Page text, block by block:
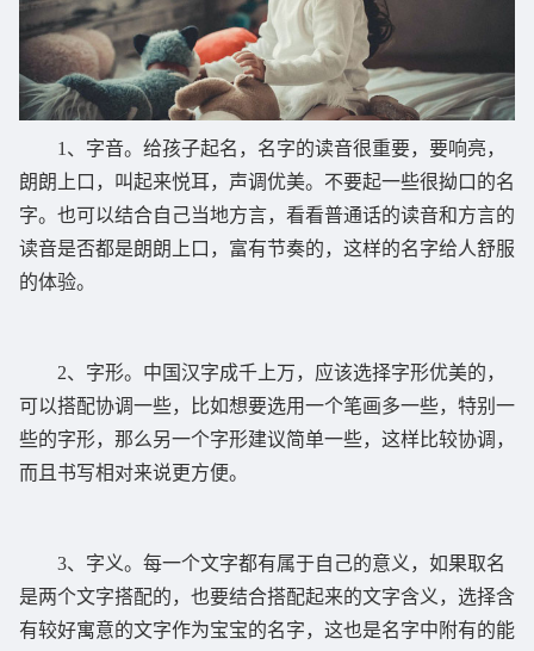
1、字音。给孩子起名，名字的读音很重要，要响亮，
朗朗上口，叫起来悦耳，声调优美。不要起一些很拗口的名
字。也可以结合自己当地方言，看看普通话的读音和方言的
读音是否都是朗朗上口，富有节奏的，这样的名字给人舒服
的体验。
2、字形。中国汉字成千上万，应该选择字形优美的，
可以搭配协调一些，比如想要选用一个笔画多一些，特别一
些的字形，那么另一个字形建议简单一些，这样比较协调，
而且书写相对来说更方便。
3、字义。每一个文字都有属于自己的意义，如果取名
是两个文字搭配的，也要结合搭配起来的文字含义，选择含
有较好寓意的文字作为宝宝的名字，这也是名字中附有的能